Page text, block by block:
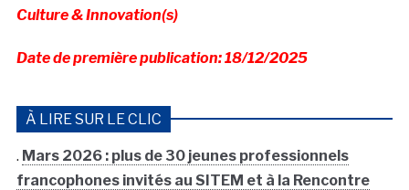
Culture & Innovation(s)
Date de première publication: 18/12/2025
À LIRE SUR LE CLIC
. Mars 2026 : plus de 30 jeunes professionnels
francophones invités au SITEM et à la Rencontre